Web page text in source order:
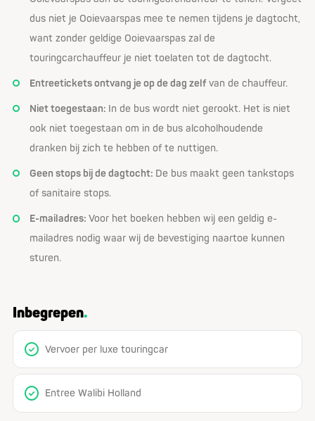
dus niet je Ooievaarspas mee te nemen tijdens je dagtocht,
want zonder geldige Ooievaarspas zal de
touringcarchauffeur je niet toelaten tot de dagtocht.
Entreetickets ontvang je op de dag zelfvan de chauffeur.
Niet toegestaan: In de bus wordt niet gerookt. Het is niet
ook niet toegestaan om in de bus alcoholhoudende
dranken bij zich te hebben of te nuttigen.
Geen stops bij de dagtocht: De bus maakt geen tankstops
of sanitaire stops.
E-mailadres:Voor het boeken hebben wij een geldig e-
mailadres nodig waar wij de bevestiging naartoe kunnen
sturen.
Inbegrepen
Vervoer per luxe touringcar
Entree Walibi Holland